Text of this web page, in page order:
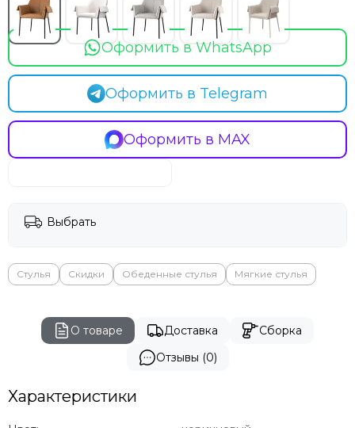
Оформить в WhatsApp
Оформить в Telegram
Оформить в MAX
Выбрать
Стулья Скидки Обеденные стулья Мягкие стулья
О товаре Доставка
Сборка
Отзывы (0)
Характеристики